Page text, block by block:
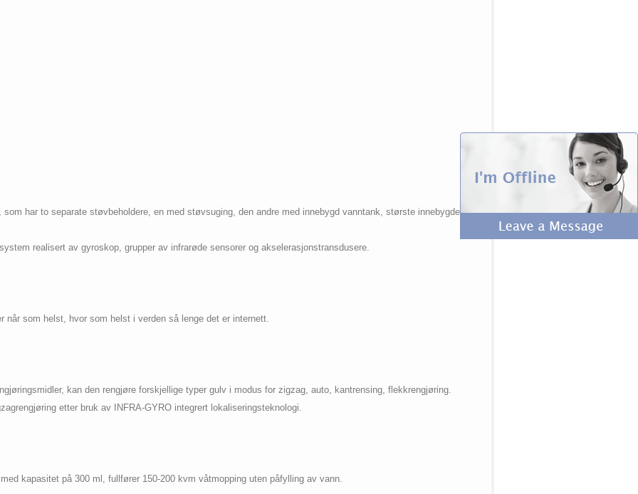
har to separate støvbeholdere, en med støvsuging, den andre med innebygd vanntank, største innebygde
realisert av gyroskop, grupper av infrarøde sensorer og akselerasjonstransdusere.
når som helst, hvor som helst i verden så lenge det er internett.
kan den rengjøre forskjellige typer gulv i modus for zigzag, auto, kantrensing, flekkrengjøring.
etter bruk av INFRA-GYRO integrert lokaliseringsteknologi.
kapasitet på 300 ml, fullfører 150-200 kvm våtmopping uten påfylling av vann.